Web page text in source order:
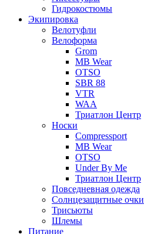
Гидрокостюмы
Экипировка
Велотуфли
Велоформа
Grom
MB Wear
OTSO
SBR 88
VTR
WAA
Триатлон Центр
Носки
Compressport
MB Wear
OTSO
Under By Me
Триатлон Центр
Повседневная одежда
Солнцезащитные очки
Трисьюты
Шлемы
Питание